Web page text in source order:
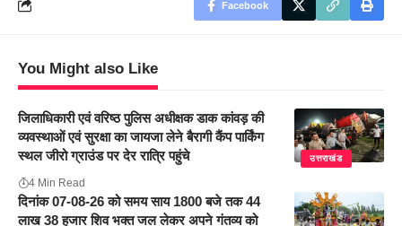
Facebook
You Might also Like
उत्तराखंड
जिलाधिकारी एवं वरिष्ठ पुलिस अधीक्षक डाक कांवड़ की
व्यवस्थाओं एवं सुरक्षा का जायजा लेने बैरागी कैंप पार्किंग
स्थल जीरो ग्राउंड पर देर रात्रि पहुंचे
4 Min Read
दिनांक 07-08-26 को समय साय 1800 बजे तक 44
लाख 38 हजार शिव भक्त जल लेकर अपने गंतव्य को